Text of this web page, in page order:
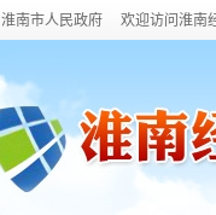
淮南市人民政府 欢迎访问淮南